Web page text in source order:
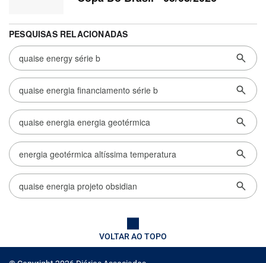
VOLTAR AO TOPO